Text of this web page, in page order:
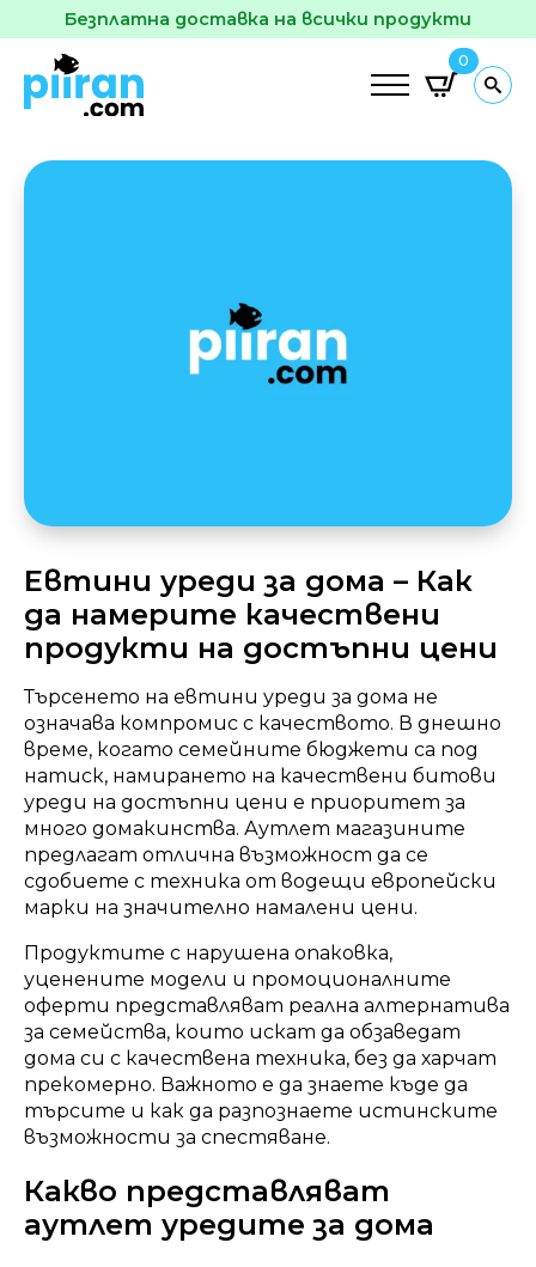
Безплатна доставка на всички продукти
0
Евтини уреди за дома – Как
да намерите качествени
продукти на достъпни цени
Търсенето на евтини уреди за дома не
означава компромис с качеството. В днешно
време, когато семейните бюджети са под
натиск, намирането на качествени битови
уреди на достъпни цени е приоритет за
много домакинства. Аутлет магазините
предлагат отлична възможност да се
сдобиете с техника от водещи европейски
марки на значително намалени цени.
Продуктите с нарушена опаковка,
уценените модели и промоционалните
оферти представляват реална алтернатива
за семейства, които искат да обзаведат
дома си с качествена техника, без да харчат
прекомерно. Важното е да знаете къде да
търсите и как да разпознаете истинските
възможности за спестяване.
Какво представляват
аутлет уредите за дома